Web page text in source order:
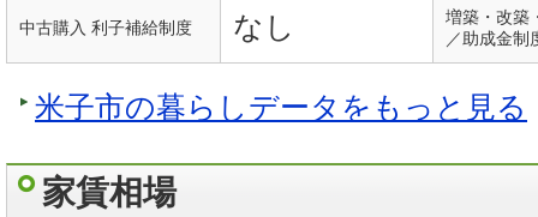
中古購入 利子補給制度 なし
増築・改築
／助成金制
米子市の暮らしデータをもっと見る
家賃相場